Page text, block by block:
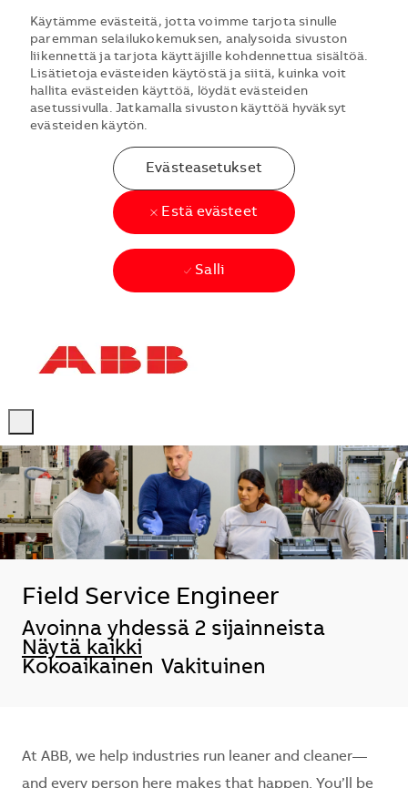
-
-
Käytämme evästeitä, jotta voimme tarjota sinulle
paremman selailukokemuksen, analysoida sivuston
liikennettä ja tarjota käyttäjille kohdennettua sisältöä.
Lisätietoja evästeiden käytöstä ja siitä, kuinka voit
hallita evästeiden käyttöä, löydät evästeiden
asetussivulla. Jatkamalla sivuston käyttöä hyväksyt
evästeiden käytön.
Evästeasetukset
Estä evästeet
Salli
Field Service Engineer
Avoinna yhdessä 2 sijainneista
Näytä kaikki
Kokoaikainen Vakituinen
At ABB, we help industries run leaner and cleaner—
and every person here makes that happen. You’ll be